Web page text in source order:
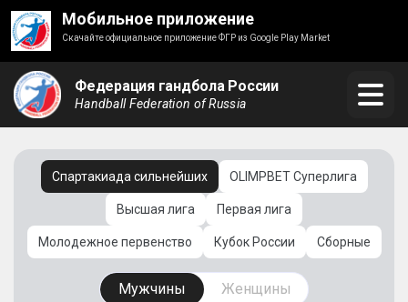
Мобильное приложение
Скачайте официальное приложение ФГР из Google Play Market
Федерация гандбола России
Handball Federation of Russia
Спартакиада сильнейших OLIMPBET Суперлига
Высшая лига Первая лига
Молодежное первенство Кубок России Сборные
Мужчины Женщины